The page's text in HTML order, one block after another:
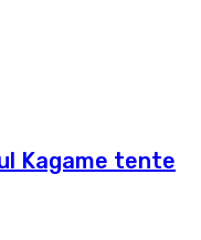
Kagame tente